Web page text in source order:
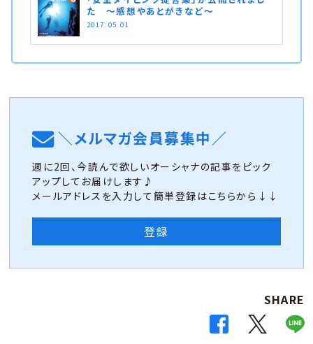
た ～感想やあとがきなど～
2017.05.01
＼メルマガ会員募集中／
週に2回、今読んで欲しいオーシャナの記事をピック
アップしてお届けします♪
メールアドレスを入力して簡単登録はこちらから↓↓
登録
SHARE